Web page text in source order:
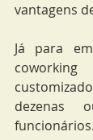
vantagens
Já para
dezenas